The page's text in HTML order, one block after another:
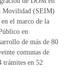
Movilidad (SEIM)
el marco de la
en
de más de 80
comunas de
trámites en 52